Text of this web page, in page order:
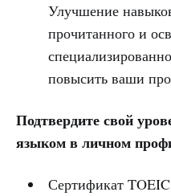
Улучшение
прочитанного и
повысить ваши
Подтвердите свой
языком в личном
Сертификат